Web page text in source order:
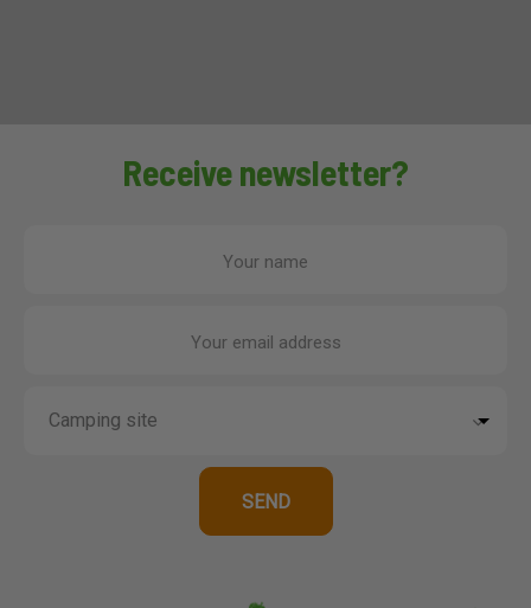
Receive newsletter?
Your name
Your email address